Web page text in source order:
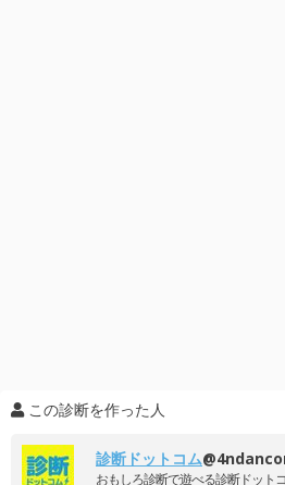
この診断を作った人
診断ドットコム
おもしろ診断で遊べる診断ドット